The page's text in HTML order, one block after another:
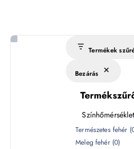
Termékek
Bezárás
Színhőmérséklet
Természetes fehér (
Meleg fehér (0)